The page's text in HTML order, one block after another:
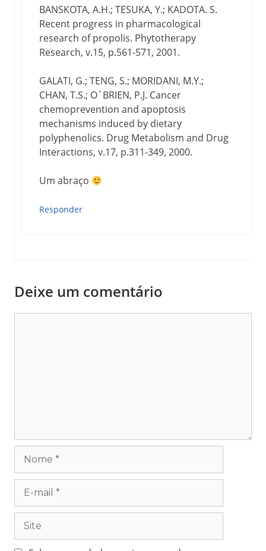
BANSKOTA, A.H.; TESUKA, Y.; KADOTA. S.
Recent progress in pharmacological
research of propolis. Phytotherapy
Research, v.15, p.561-571, 2001.
GALATI, G.; TENG, S.; MORIDANI, M.Y.;
CHAN, T.S.; O´BRIEN, P.J. Cancer
chemoprevention and apoptosis
mechanisms induced by dietary
polyphenolics. Drug Metabolism and Drug
Interactions, v.17, p.311-349, 2000.
Um abraço
Responder
Deixe um comentário